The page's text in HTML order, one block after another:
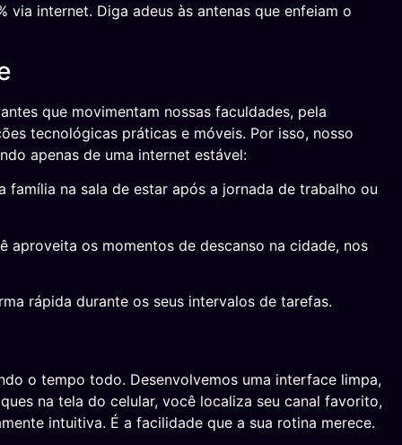
internet. Diga adeus às antenas que enfeiam o
que movimentam nossas faculdades, pela
tecnológicas práticas e móveis. Por isso, nosso
apenas de uma internet estável:
na sala de estar após a jornada de trabalho ou
os momentos de descanso na cidade, nos
rápida durante os seus intervalos de tarefas.
o tempo todo. Desenvolvemos uma interface limpa,
na tela do celular, você localiza seu canal favorito,
intuitiva. É a facilidade que a sua rotina merece.